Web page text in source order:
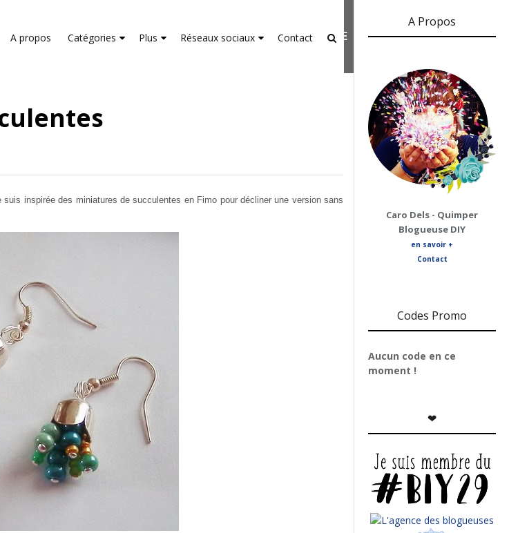
A propos Catégories Plus Réseaux sociaux Contact
inspirée des miniatures de succulentes en Fimo pour décliner une version sans
A Propos
Caro Dels - Quimper
Blogueuse DIY
en savoir +
Contact
Codes Promo
Aucun code en ce
moment !
❤
traffic. Your IP address and user-agent
to ensure quality of service, generate usage
LEARN MORE GOT IT